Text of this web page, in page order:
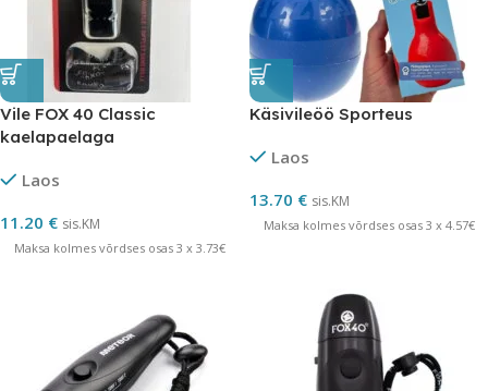
Vile FOX 40 Classic
kaelapaelaga
Laos
11.20 € sis.KM
Maksa kolmes võrdses osas 3 x 3.73€
Käsivileöö Sporteus
Laos
13.70 € sis.KM
Maksa kolmes võrdses osas 3 x 4.57€